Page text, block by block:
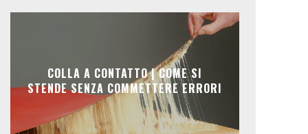
COLLA A CONTATTO | COME SI
STENDE SENZA COMMETTERE ERRORI